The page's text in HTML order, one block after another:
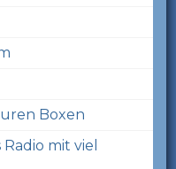
Boxen
mit viel